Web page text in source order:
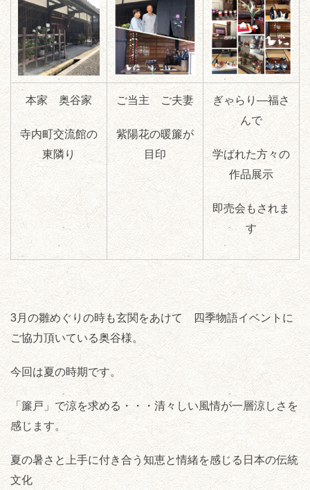
本家 奥谷家
寺内町交流館の
東隣り
ご当主 ご夫妻
紫陽花の暖簾が
目印
ぎゃらり―福さ
んで
学ばれた方々の
作品展示
即売会もされま
す
3月の雛めぐりの時も玄関をあけて 四季物語イベントに
ご協力頂いている奥谷様。
今回は夏の時期です。
「簾戸」で涼を求める・・・清々しい風情が一層涼しさを
感じます。
夏の暑さと上手に付き合う知恵と情緒を感じる日本の伝統
文化